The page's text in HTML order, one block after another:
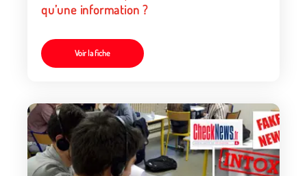
qu’une information ?
Voir la fiche